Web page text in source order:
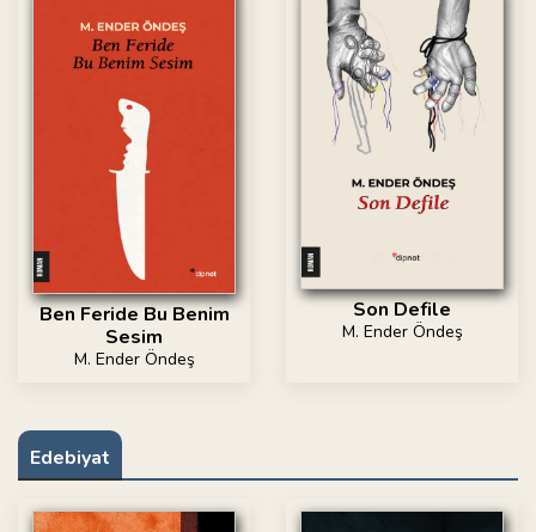
Ben Feride Bu Benim
Sesim
M. Ender Öndeş
Son Defile
M. Ender Öndeş
Edebiyat